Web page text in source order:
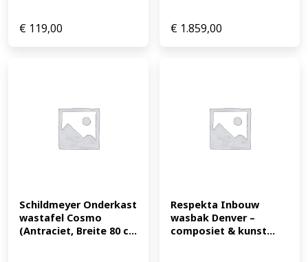
€ 119,00 € 1.859,00
Schildmeyer Onderkast
wastafel Cosmo
(Antraciet, Breite 80 c...
Respekta Inbouw
wasbak Denver –
composiet & kunst...